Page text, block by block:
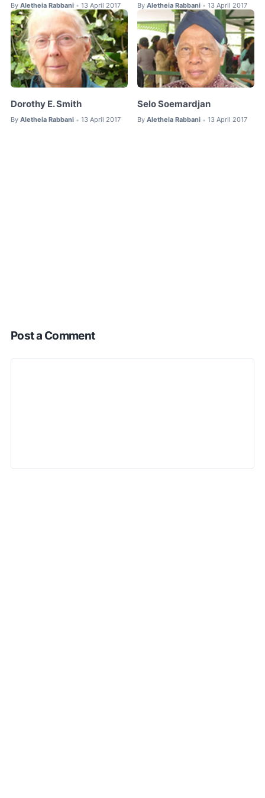
By Aletheia Rabbani • 13 April 2017 By Aletheia Rabbani • 13 April 2017
Dorothy E. Smith
By Aletheia Rabbani • 13 April 2017
Selo Soemardjan
By Aletheia Rabbani • 13 April 2017
Post a Comment